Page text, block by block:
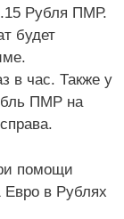
Рубля ПМР.
будет
в час. Также у
ПМР на
помощи
Евро в Рублях